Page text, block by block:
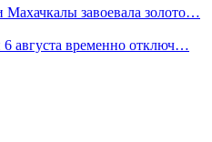
завоевала золото…
августа временно отключ…